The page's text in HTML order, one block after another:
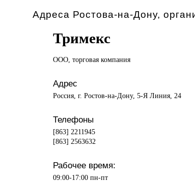
Адреса Ростова-на-Дону,
Тримекс
ООО, торговая компания
Адрес
Россия, г. Ростов-на-Дону, 5-Я Линия, 24
Телефоны
[863] 2211945
[863] 2563632
Рабочее время:
09:00-17:00 пн-пт